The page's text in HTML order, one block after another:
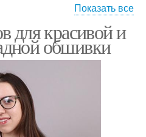
Дизайн для ниши
Ключевые тенденции
Показать все
для красивой и
обшивки